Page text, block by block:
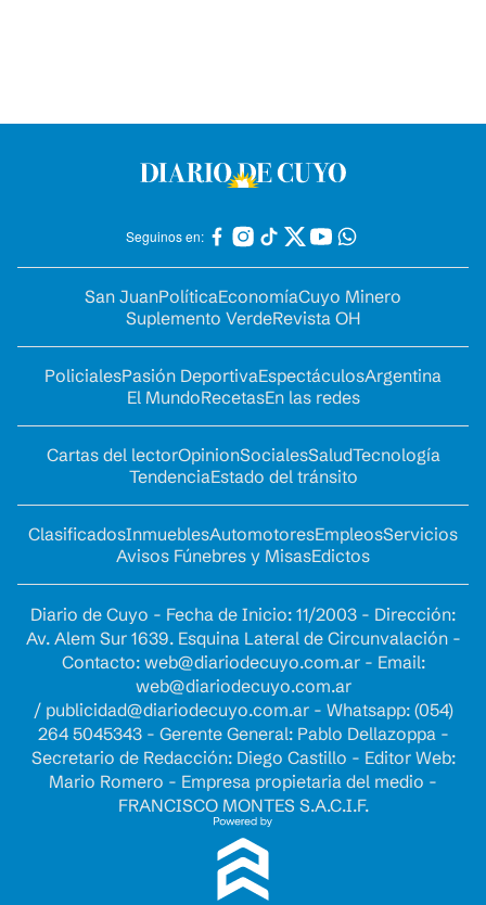
Seguinos en:
San JuanPolíticaEconomíaCuyo Minero
Suplemento VerdeRevista OH
PolicialesPasión DeportivaEspectáculosArgentina
El MundoRecetasEn las redes
Cartas del lectorOpinionSocialesSaludTecnología
TendenciaEstado del tránsito
ClasificadosInmueblesAutomotoresEmpleosServicios
Avisos Fúnebres y MisasEdictos
Diario de Cuyo - Fecha de Inicio: 11/2003 - Dirección:
Av. Alem Sur 1639. Esquina Lateral de Circunvalación -
Contacto: web@diariodecuyo.com.ar- Email:
web@diariodecuyo.com.ar
/ publicidad@diariodecuyo.com.ar- Whatsapp: (054)
264 5045343 - Gerente General: Pablo Dellazoppa -
Secretario de Redacción: Diego Castillo - Editor Web:
Mario Romero - Empresa propietaria del medio -
FRANCISCO MONTES S.A.C.I.F.